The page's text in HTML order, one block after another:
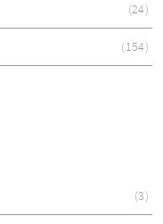
24
154
3